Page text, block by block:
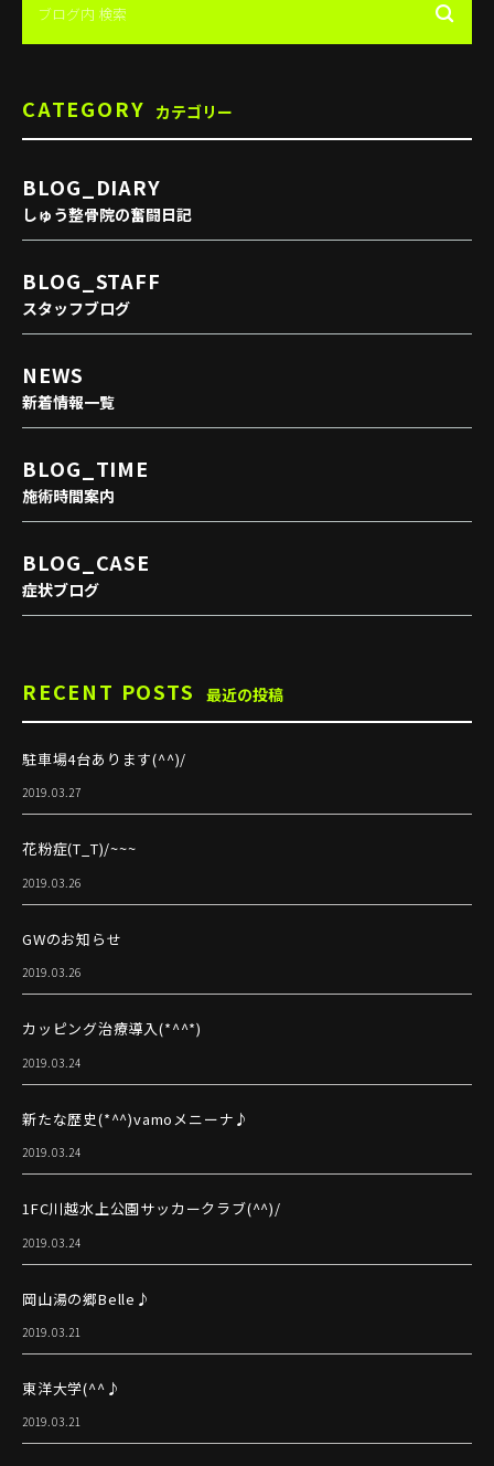
CATEGORY カテゴリー
BLOG_DIARY
しゅう整骨院の奮闘日記
BLOG_STAFF
スタッフブログ
NEWS
新着情報一覧
BLOG_TIME
施術時間案内
BLOG_CASE
症状ブログ
RECENT POSTS 最近の投稿
駐車場4台あります(^^)/
2019.03.27
花粉症(T_T)/~~~
2019.03.26
GWのお知らせ
2019.03.26
カッピング治療導入(*^^*)
2019.03.24
新たな歴史(*^^)vamoメニーナ♪
2019.03.24
1FC川越水上公園サッカークラブ(^^)/
2019.03.24
岡山湯の郷Belle♪
2019.03.21
東洋大学(^^♪
2019.03.21